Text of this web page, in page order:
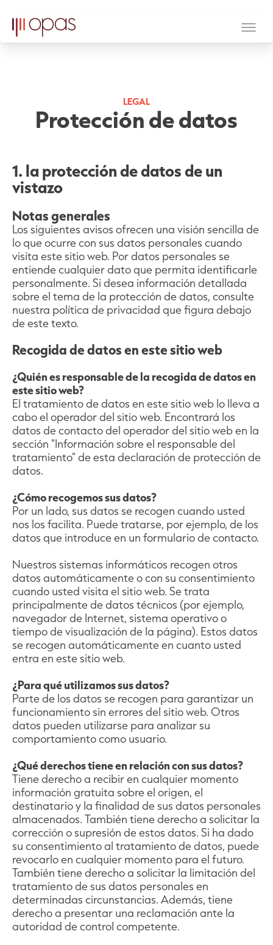
LEGAL
Protección de datos
1. la protección de datos de un
vistazo
Notas generales
Los siguientes avisos ofrecen una visión sencilla de
lo que ocurre con sus datos personales cuando
visita este sitio web. Por datos personales se
entiende cualquier dato que permita identificarle
personalmente. Si desea información detallada
sobre el tema de la protección de datos, consulte
nuestra política de privacidad que figura debajo
de este texto.
Recogida de datos en este sitio web
¿Quién es responsable de la recogida de datos en
este sitio web?
El tratamiento de datos en este sitio web lo lleva a
cabo el operador del sitio web. Encontrará los
datos de contacto del operador del sitio web en la
sección "Información sobre el responsable del
tratamiento" de esta declaración de protección de
datos.
¿Cómo recogemos sus datos?
Por un lado, sus datos se recogen cuando usted
nos los facilita. Puede tratarse, por ejemplo, de los
datos que introduce en un formulario de contacto.
Nuestros sistemas informáticos recogen otros
datos automáticamente o con su consentimiento
cuando usted visita el sitio web. Se trata
principalmente de datos técnicos (por ejemplo,
navegador de Internet, sistema operativo o
tiempo de visualización de la página). Estos datos
se recogen automáticamente en cuanto usted
entra en este sitio web.
¿Para qué utilizamos sus datos?
Parte de los datos se recogen para garantizar un
funcionamiento sin errores del sitio web. Otros
datos pueden utilizarse para analizar su
comportamiento como usuario.
¿Qué derechos tiene en relación con sus datos?
Tiene derecho a recibir en cualquier momento
información gratuita sobre el origen, el
destinatario y la finalidad de sus datos personales
almacenados. También tiene derecho a solicitar la
corrección o supresión de estos datos. Si ha dado
su consentimiento al tratamiento de datos, puede
revocarlo en cualquier momento para el futuro.
También tiene derecho a solicitar la limitación del
tratamiento de sus datos personales en
determinadas circunstancias. Además, tiene
derecho a presentar una reclamación ante la
autoridad de control competente.